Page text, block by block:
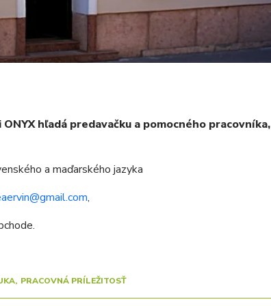
hľadá predavačku a pomocného pracovníka,
a maďarského jazyka
,
PRACOVNÁ PRÍLEŽITOSŤ